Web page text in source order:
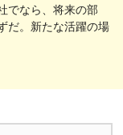
でなら、将来の部
だ。新たな活躍の場